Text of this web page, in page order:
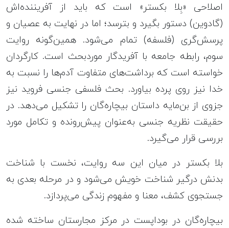
اصلاحی «بِلا بکستر» است که باید از آفریننده‌اش
(گادوین) دستور بگیرد و بترسد؛ اما در نهایت به عصیان و
پرسش‌گری (فلسفه) تمام می‌شود. همین‌گونه روایت
سوم، رابطه جامعه با آفریدگار موردبحث است. کارگردان
خواسته است که برداشت‌های متفاوت آدم‌ها را نسبت به
خدا نیز روی پرده بیاورد. بحث فلسفی جنسی فروید نیز
جزوی از بن‌مایه داستان بیچاره‌گان را تشکیل می‌دهد. در
حقیقت نظریه جنسی به‌عنوان پیش‌رونده و تکامل مورد
بررسی قرار می‌گیرد.
بلا بکستر در میان این سه روایت، نخست با شناخت
بدنش درگیر شناخت خویش می‌شود و در مرحله بعدی به
جستجوی کشف، معنا و مفهوم زندگی می‌پردازد.
بیچاره‌گان در بوداپست در مرکز مجارستان ساخته شده